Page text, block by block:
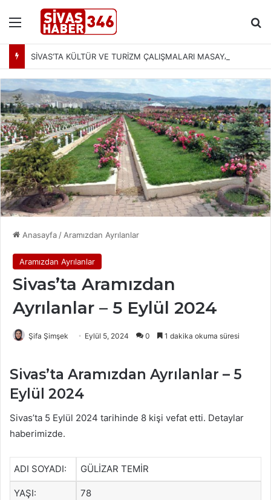
Menü
Anasayfa / Aramızdan Ayrılanlar
Aramızdan Ayrılanlar
Sivas’ta Aramızdan
Ayrılanlar – 5 Eylül 2024
Şifa Şimşek Eylül 5, 2024 0 1 dakika okuma süresi
Sivas’ta Aramızdan Ayrılanlar – 5
Eylül 2024
Sivas’ta 5 Eylül 2024 tarihinde 8 kişi vefat etti. Detaylar
haberimizde.
ADI SOYADI: GÜLİZAR TEMİR
YAŞI: 78